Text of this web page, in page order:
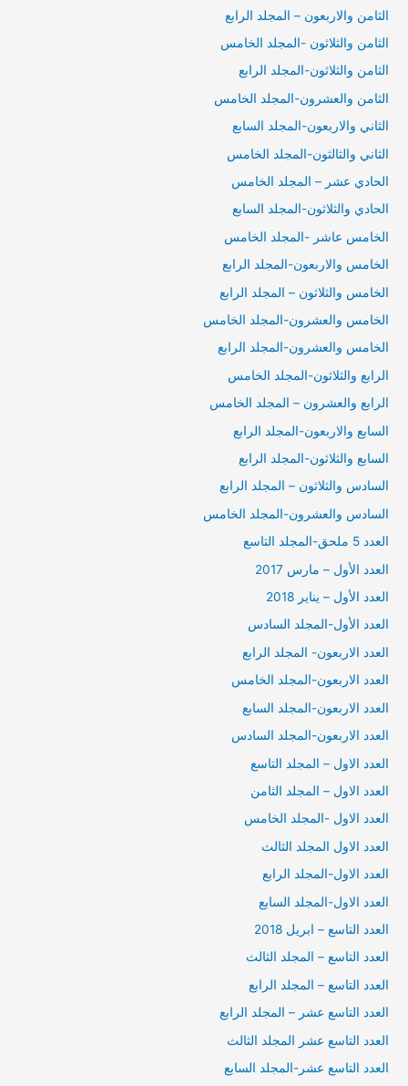
الثامن والاربعون – المجلد الرابع
الثامن والثلاثون -المجلد الخامس
الثامن والثلاثون-المجلد الرابع
الثامن والعشرون-المجلد الخامس
الثاني والاربعون-المجلد السابع
الثاني والثالثون-المجلد الخامس
الحادي عشر – المجلد الخامس
الحادي والثلاثون-المجلد السابع
الخامس عاشر -المجلد الخامس
الخامس والاربعون-المجلد الرابع
الخامس والثلاثون – المجلد الرابع
الخامس والعشرون-المجلد الخامس
الخامس والعشرون-المجلد الرابع
الرابع والثلاثون-المجلد الخامس
الرابع والعشرون – المجلد الخامس
السابع والاربعون-المجلد الرابع
السابع والثلاثون-المجلد الرابع
السادس والثلاثون – المجلد الرابع
السادس والعشرون-المجلد الخامس
العدد 5 ملحق-المجلد التاسع
العدد الأول – مارس 2017
العدد الأول – يناير 2018
العدد الأول-المجلد السادس
العدد الاربعون- المجلد الرابع
العدد الاربعون-المجلد الخامس
العدد الاربعون-المجلد السابع
العدد الاربعون-المجلد السادس
العدد الاول – المجلد التاسع
العدد الاول – المجلد الثامن
العدد الاول -المجلد الخامس
العدد الاول المجلد الثالث
العدد الاول-المجلد الرابع
العدد الاول-المجلد السابع
العدد التاسع – ابريل 2018
العدد التاسع – المجلد الثالث
العدد التاسع – المجلد الرابع
العدد التاسع عشر – المجلد الرابع
العدد التاسع عشر المجلد الثالث
العدد التاسع عشر-المجلد السابع